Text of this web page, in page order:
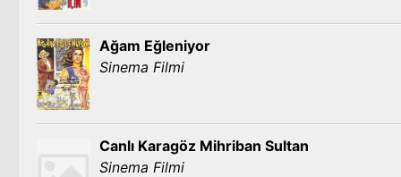
Ağam Eğleniyor
Sinema Filmi
Canlı Karagöz Mihriban Sultan
Sinema Filmi